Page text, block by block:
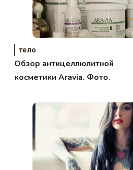
тело
Обзор антицеллюлитной
косметики Aravia. Фото.